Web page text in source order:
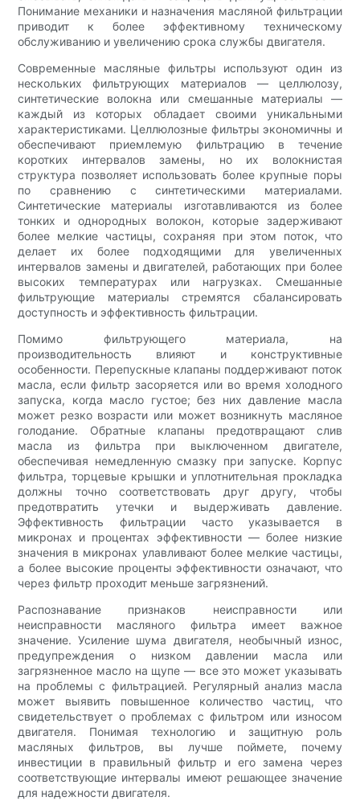
Понимание механики и назначения масляной фильтрации
приводит к более эффективному техническому
обслуживанию и увеличению срока службы двигателя.
Современные масляные фильтры используют один из
нескольких фильтрующих материалов — целлюлозу,
синтетические волокна или смешанные материалы —
каждый из которых обладает своими уникальными
характеристиками. Целлюлозные фильтры экономичны и
обеспечивают приемлемую фильтрацию в течение
коротких интервалов замены, но их волокнистая
структура позволяет использовать более крупные поры
по сравнению с синтетическими материалами.
Синтетические материалы изготавливаются из более
тонких и однородных волокон, которые задерживают
более мелкие частицы, сохраняя при этом поток, что
делает их более подходящими для увеличенных
интервалов замены и двигателей, работающих при более
высоких температурах или нагрузках. Смешанные
фильтрующие материалы стремятся сбалансировать
доступность и эффективность фильтрации.
Помимо фильтрующего материала, на
производительность влияют и конструктивные
особенности. Перепускные клапаны поддерживают поток
масла, если фильтр засоряется или во время холодного
запуска, когда масло густое; без них давление масла
может резко возрасти или может возникнуть масляное
голодание. Обратные клапаны предотвращают слив
масла из фильтра при выключенном двигателе,
обеспечивая немедленную смазку при запуске. Корпус
фильтра, торцевые крышки и уплотнительная прокладка
должны точно соответствовать друг другу, чтобы
предотвратить утечки и выдерживать давление.
Эффективность фильтрации часто указывается в
микронах и процентах эффективности — более низкие
значения в микронах улавливают более мелкие частицы,
а более высокие проценты эффективности означают, что
через фильтр проходит меньше загрязнений.
Распознавание признаков неисправности или
неисправности масляного фильтра имеет важное
значение. Усиление шума двигателя, необычный износ,
предупреждения о низком давлении масла или
загрязненное масло на щупе — все это может указывать
на проблемы с фильтрацией. Регулярный анализ масла
может выявить повышенное количество частиц, что
свидетельствует о проблемах с фильтром или износом
двигателя. Понимая технологию и защитную роль
масляных фильтров, вы лучше поймете, почему
инвестиции в правильный фильтр и его замена через
соответствующие интервалы имеют решающее значение
для надежности двигателя.